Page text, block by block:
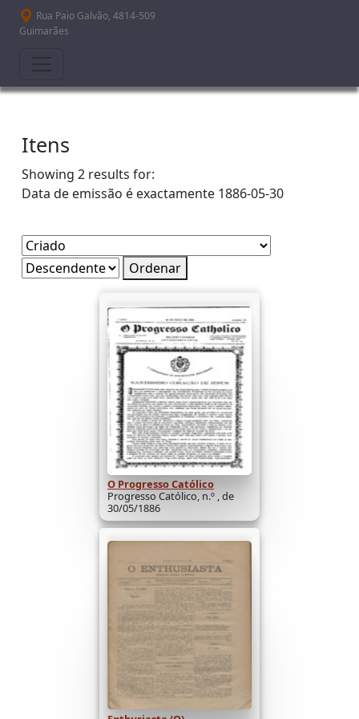
Passar para o conteúdo principal
Rua Paio Galvão, 4814-509
Guimarães
Itens
Showing 2 results for:
Data de emissão é exactamente 1886-05-30
Ordenar
O Progresso Católico
Progresso Católico, n.º , de
30/05/1886